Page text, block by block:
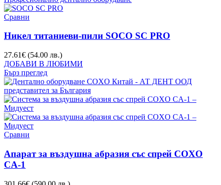
Сравни
Никел титаниеви-пили SOCO SC PRO
27.61€ (54.00 лв.)
ДОБАВИ В ЛЮБИМИ
Бърз преглед
Сравни
Апарат за въздушна абразия със спрей COXO
CA-1